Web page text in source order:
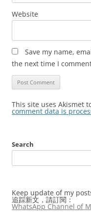
Website
Save my name,
the next time I
This site uses Akismet
comment data is
Search
Keep update of my
追踪新文，請訂閱：
WhatsApp Channel of